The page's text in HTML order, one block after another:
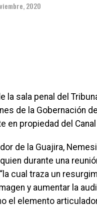
2020
la sala penal del
de la Gobernación
en propiedad del
de la Guajira,
durante una
cual traza un
y aumentar la
el elemento